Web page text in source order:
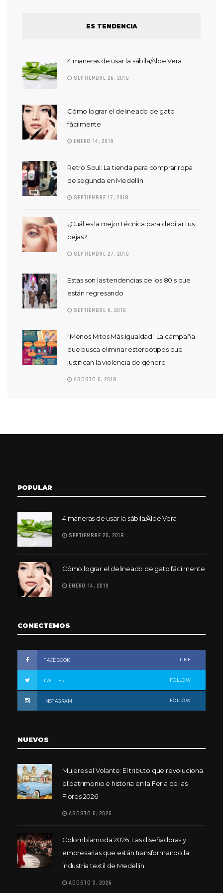
ES TENDENCIA
4 maneras de usar la sábila/Aloe Vera
SEPTIEMBRE 26, 2018
Cómo lograr el delineado de gato
fácilmente
ENERO 14, 2019
Retro Soul: La tienda para comprar ropa
de segunda en Medellín
SEPTIEMBRE 17, 2018
¿Cuál es la mejor técnica para depilar tus
cejas?
SEPTIEMBRE 27, 2018
Estas son las tendencias de los 80’s que
están regresando
SEPTIEMBRE 6, 2018
“Menos Mitos Más Igualdad” La campaña
que busca eliminar estereotipos que
justifican la violencia de género
AGOSTO 6, 2018
POPULAR
4 maneras de usar la sábila/Aloe Vera
SEPTIEMBRE 26, 2018
Cómo lograr el delineado de gato fácilmente
ENERO 14, 2019
CONECTEMOS
FACEBOOK LIKE
TWITTER FOLLOW
INSTAGRAM FOLLOW
NUEVOS
Mujeres al Volante: El tributo que revoluciona
el patrimonio e historia en la Feria de las
Flores 2026
AGOSTO 6, 2026
Colombiamoda 2026: Las diseñadoras y
empresarias que están transformando la
industria textil de Medellín
AGOSTO 3, 2026